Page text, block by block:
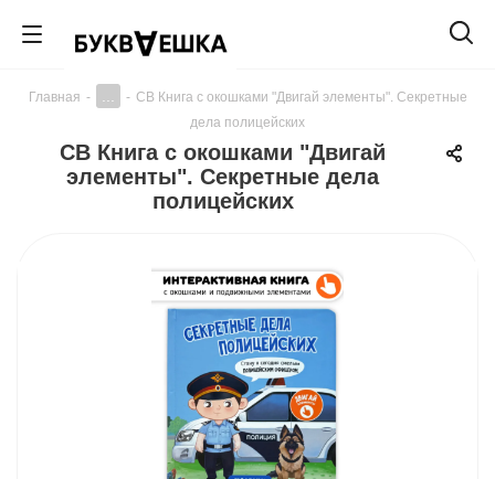
Главная - - СВ Книга с окошками "Двигай элементы". Секретные
дела полицейских
СВ Книга с окошками "Двигай
элементы". Секретные дела
полицейских